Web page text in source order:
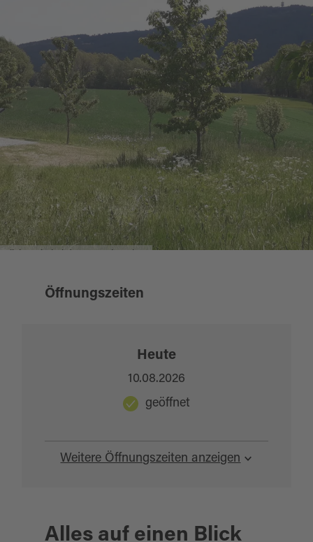
regionale Entwicklung (EFRE) – Ziel ETZ
Freistaat Bayern – Tschechische Republik 2014
– 2020“ mit 85 % der zuwendungsfähigen
Kosten gefördert.
Das Projekt hat zum Ziel, auf der Grundlage
des beiderseits der Grenze vorhandenen
geologischen Naturerbes und des Montanerbes,
die Entwicklung der Region nachhaltig zu
fördern. Dabei sollen die einheimische
Bevölkerung und Gäste für das Natur- und
Kulturerbe sensibilisiert werden, um es
Region zu bewerben.
Öffnungszeiten
Weitere Öffnungszeiten anzeigen
Heute
10.08.2026
geöffnet
Alles auf einen Blick